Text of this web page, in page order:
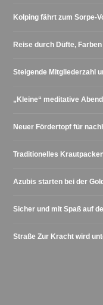
Kolping fährt zum Sorpe-
Reise durch Düfte,
Steigende Mitgliederzahl
„Kleine“ meditative
Neuer Fördertopf für
Traditionelles
Azubis starten bei der
Sicher und mit Spaß auf
Straße Zur Kracht wird